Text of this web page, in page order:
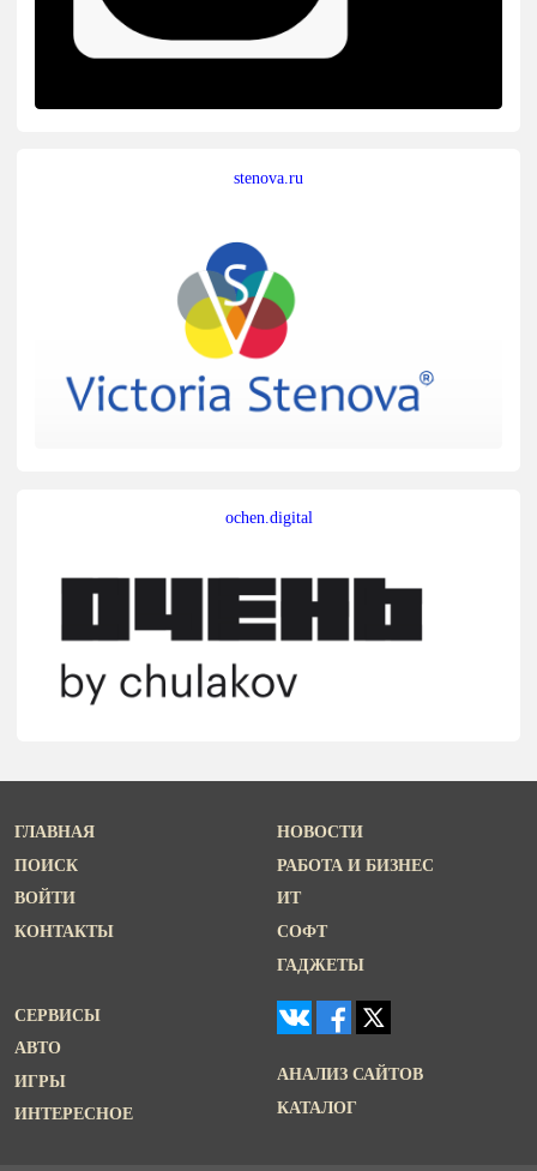
stenova.ru
ochen.digital
ГЛАВНАЯ
ПОИСК
ВОЙТИ
КОНТАКТЫ
НОВОСТИ
РАБОТА И БИЗНЕС
ИТ
СОФТ
ГАДЖЕТЫ
СЕРВИСЫ
АВТО
ИГРЫ
ИНТЕРЕСНОЕ
АНАЛИЗ САЙТОВ
КАТАЛОГ